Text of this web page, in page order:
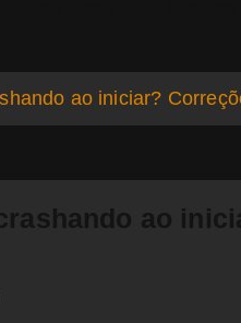
ao iniciar?
ao